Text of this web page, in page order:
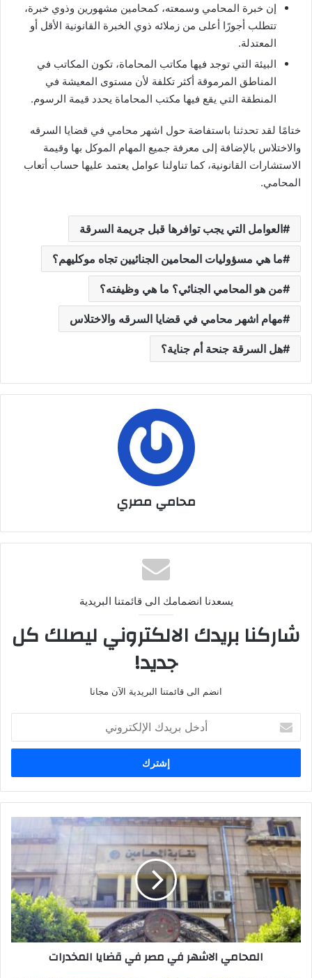
إن خبرة المحامي وسمعته، كمحامين مشهورين وذوي خبرة،
تتطلب أجورًا أعلى من زملائه ذوي الخبرة القانونية الأقل أو
المعتدلة.
البيئة التي توجد فيها مكاتب المحاماة، تكون المكاتب في
المناطق المرموقة أكثر تكلفة لأن مستوى المعيشة في
المنطقة التي يقع فيها مكتب المحاماة يحدد قيمة الرسوم.
ختامًا لقد تحدثنا باستفاضة حول اشهر محامي في قضايا السرقه
والاختلاس بالإضافة إلى معرفة جميع المهام الموكل بها وقيمة
الاستشارات القانونية، كما تناولنا عوامل يعتمد عليها حساب أتعاب
المحامي.
العوامل التي يجب توافرها قبل جريمة السرقة
ما هي مسؤوليات المحامين الجنائيين تجاه موكليهم؟
من هو المحامي الجنائي؟ ما هي وظيفته؟
مهام اشهر محامي في قضايا السرقه والاختلاس
هل السرقة جنحة أم جناية؟
محامي مصري
يسعدنا انضمامك الى قائمتنا البريدية
شاركنا بريدك الالكتروني ليصلك كل
جديد!
انضم الى قائمتنا البريدية الآن مجانا
بريدك
الإلكتروني
المحامي
الاشهر
في
مصر
في
قضايا
المخدرات
المحامي الاشهر في مصر في قضايا المخدرات